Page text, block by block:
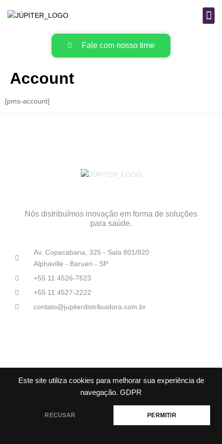
Este site utiliza cookies para melhorar sua experiência de
navegação. GDPR
RECUSAR PERMITIR
Fale com nosso time
Account
[pms-account]
Nós distribuímos inovação em forma de soluções
para saúde.
Av. Copacabana, 325 - Sala 801/820
Alphaville - Barueri - SP
+55 11 4526-7623
+55 11 4527-2222
contato@jupiterdistribuidora.com.br
Júpiter Distribuidoras Médico-Hospitalares© Todos os direitos
reservados.